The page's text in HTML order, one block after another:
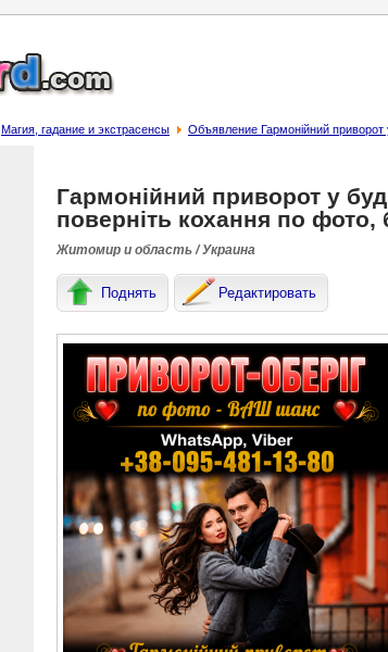
Магия, гадание и экстрасенсы Объявление Гармонійний приворот
Гармонійний приворот у
поверніть кохання по фото,
Житомир и область / Украина
Поднять Редактировать